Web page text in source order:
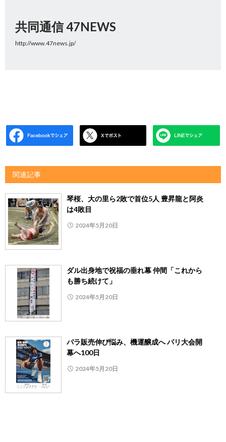
共同通信 47NEWS
http://www.47news.jp/
関連記事
琴桜、大の里ら2敗で首位5人 豊昇龍と阿炎
は4敗目
2024年5月20日
ダル出身地で祝福の垂れ幕 仲間「これから
も勝ち続けて」
2024年5月20日
パラ販売伸び悩み、機運醸成へ パリ大会開
幕へ100日
2024年5月20日